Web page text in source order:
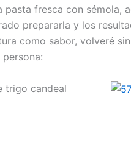
pasta fresca con sémola,
prepararla y los
como sabor, volveré
trigo candeal